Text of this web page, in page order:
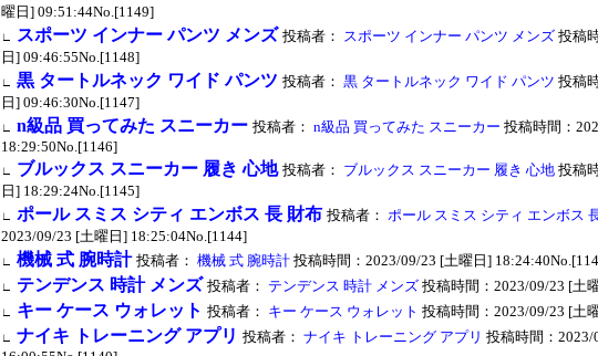
曜日] 09:51:44No.[1149]
∟ スポーツ インナー パンツ メンズ 投稿者： スポーツ インナー パンツ メンズ 投稿
日] 09:46:55No.[1148]
∟ 黒 タートルネック ワイド パンツ 投稿者： 黒 タートルネック ワイド パンツ 投稿
日] 09:46:30No.[1147]
∟ n級品 買ってみた スニーカー 投稿者： n級品 買ってみた スニーカー 投稿時間：
18:29:50No.[1146]
∟ ブルックス スニーカー 履き 心地 投稿者： ブルックス スニーカー 履き 心地 投稿
日] 18:29:24No.[1145]
∟ ポール スミス シティ エンボス 長 財布 投稿者： ポール スミス シティ エンボス
2023/09/23 [土曜日] 18:25:04No.[1144]
∟ 機械 式 腕時計 投稿者： 機械 式 腕時計 投稿時間：2023/09/23 [土曜日]
∟ テンデンス 時計 メンズ 投稿者： テンデンス 時計 メンズ 投稿時間：2023/09/23 [土
∟ キー ケース ウォレット 投稿者： キー ケース ウォレット 投稿時間：2023/09/23 [土
∟ ナイキ トレーニング アプリ 投稿者： ナイキ トレーニング アプリ 投稿時間：